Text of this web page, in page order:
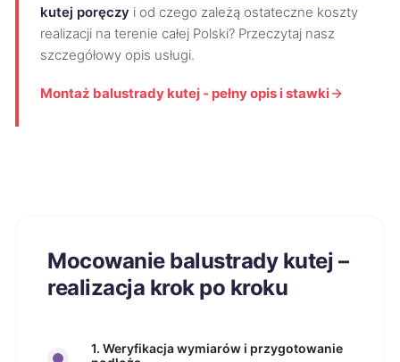
kutej poręczy i od czego zależą ostateczne koszty
realizacji na terenie całej Polski? Przeczytaj nasz
szczegółowy opis usługi.
Montaż balustrady kutej - pełny opis i stawki
Mocowanie balustrady kutej –
realizacja krok po kroku
1. Weryfikacja wymiarów i przygotowanie